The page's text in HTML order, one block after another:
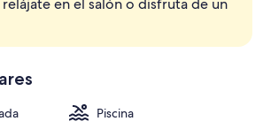
en el salón o disfruta de un
Piscina